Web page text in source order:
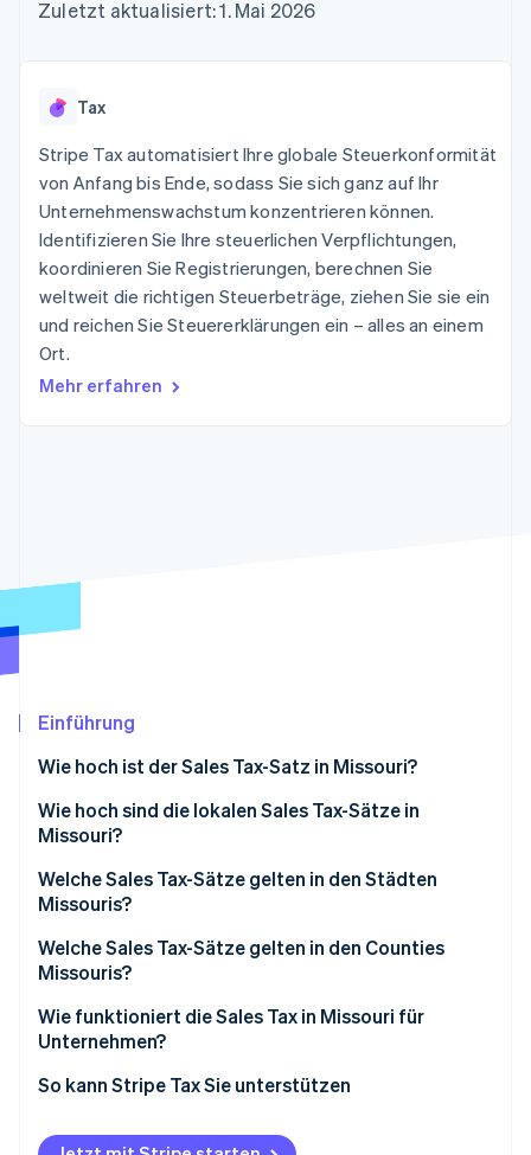
Authorization
Optimierung der
Autorisierungsraten
Link
Beschleunigter
Bezahlvorgang
Financial
Connections
Finanzdaten
Data Pipeline
Climate
Online-Identitätsprüfung
Erfahren Sie, wie Stripe Lösungen für die
Jetzt ansehen
Geldmanagement
SaaS
Nach Branche
KI-Unternehmen
Gaming
Bewirtung, Reisen und
Freizeit
Versicherungen
Medien und
Organisationen
Marktplatz auf
Abonnementverwaltung
Abrechnung um
Stablecoin-gestützte
Karten ausgeben: So
geht´s
Bereitstellung und
Verwaltung von
Diensten mit Agenten
Kontakt
kontaktieren
Partner werden
Zuletzt aktualisiert: 1. Mai 2026
Tax
Stripe Tax automatisiert Ihre globale Steuerkonformität
von Anfang bis Ende, sodass Sie sich ganz auf Ihr
Unternehmenswachstum konzentrieren können.
Identifizieren Sie Ihre steuerlichen Verpflichtungen,
koordinieren Sie Registrierungen, berechnen Sie
weltweit die richtigen Steuerbeträge, ziehen Sie sie ein
und reichen Sie Steuererklärungen ein – alles an einem
Ort.
Mehr erfahren
Einführung
Wie hoch ist der Sales Tax-Satz in Missouri?
Wie hoch sind die lokalen Sales Tax-Sätze in
Missouri?
Durchschnittliche Sales Tax in Missouri 2026
Welche Sales Tax-Sätze gelten in den Städten
Missouris?
Welche Sales Tax-Sätze gelten in den Counties
Missouris?
Wie funktioniert die Sales Tax in Missouri für
Unternehmen?
Nexus
Steuerpflicht
So kann Stripe Tax Sie unterstützen